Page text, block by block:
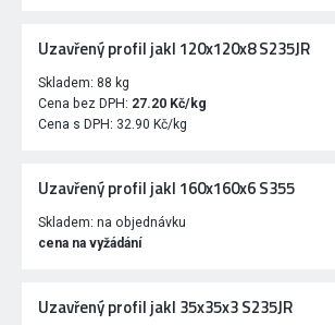
Uzavřený profil jakl 120x120x8 S235JR
Skladem: 88 kg
Cena bez DPH: 27.20 Kč/kg
Cena s DPH: 32.90 Kč/kg
Uzavřený profil jakl 160x160x6 S355
Skladem: na objednávku
cena na vyžádání
Uzavřený profil jakl 35x35x3 S235JR